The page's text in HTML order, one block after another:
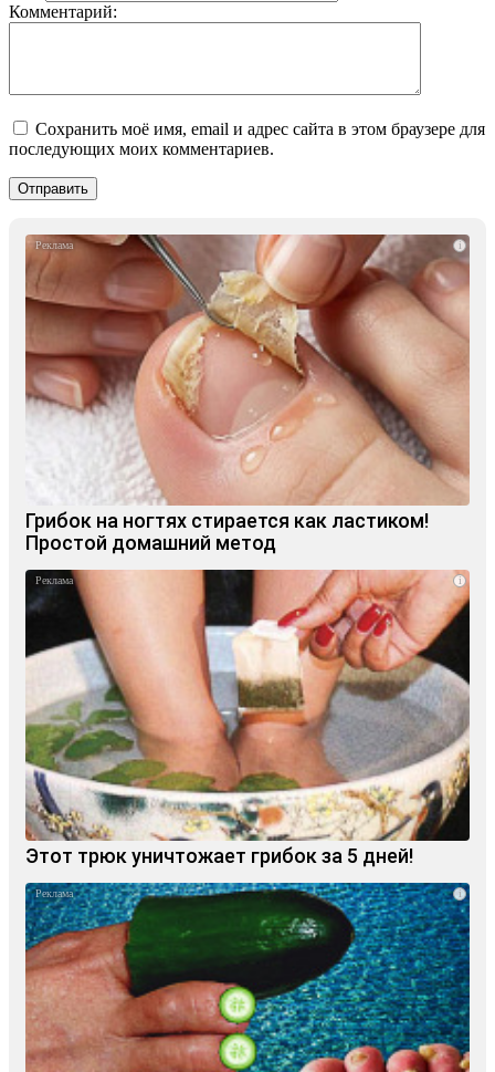
Комментарий:
Сохранить моё имя, email и адрес сайта в этом браузере для
последующих моих комментариев.
i
Грибок на ногтях стирается как ластиком!
Простой домашний метод
i
Этот трюк уничтожает грибок за 5 дней!
i